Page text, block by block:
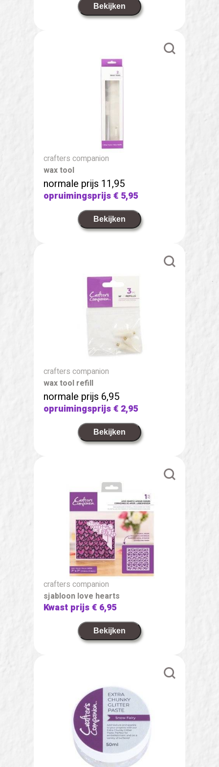
Bekijken
crafters companion
wax tool
normale prijs 11,95
opruimingsprijs€ 5,95
Bekijken
crafters companion
wax tool refill
normale prijs 6,95
opruimingsprijs€ 2,95
Bekijken
crafters companion
sjabloon love hearts
Kwast prijs€ 6,95
Bekijken